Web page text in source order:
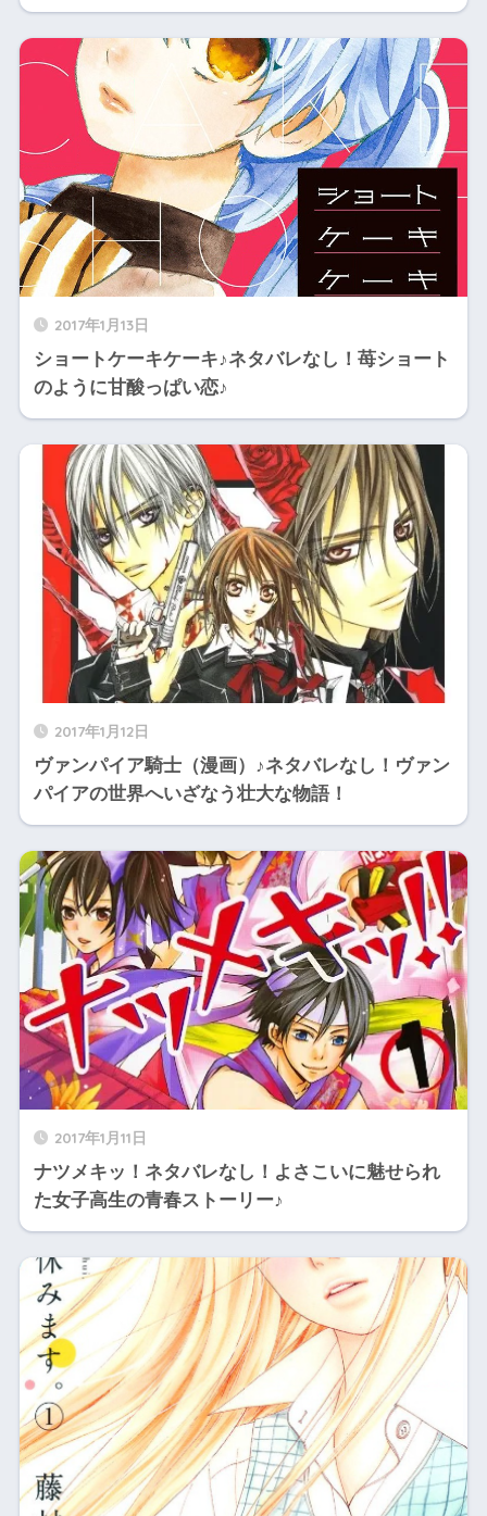
2017年1月13日
ショートケーキケーキ♪ネタバレなし！苺ショート
のように甘酸っぱい恋♪
2017年1月12日
ヴァンパイア騎士（漫画）♪ネタバレなし！ヴァン
パイアの世界へいざなう壮大な物語！
2017年1月11日
ナツメキッ！ネタバレなし！よさこいに魅せられ
た女子高生の青春ストーリー♪